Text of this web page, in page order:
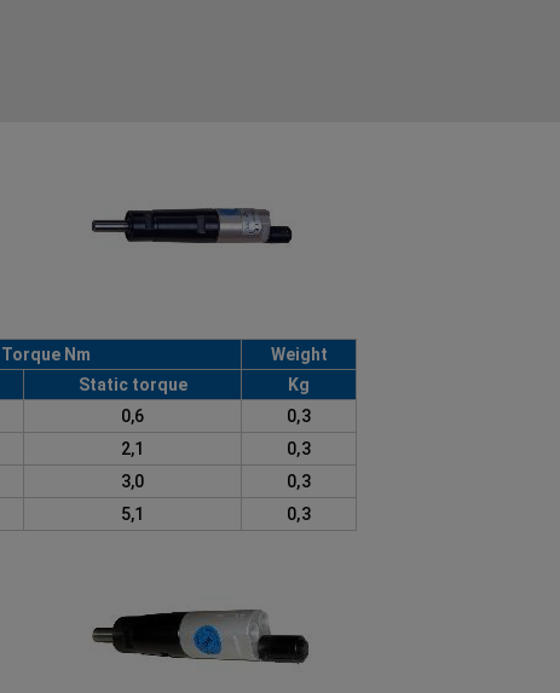
Torque Nm
Weight
Static torque
Kg
0,6
0,3
2,1
0,3
3,0
0,3
5,1 0,3